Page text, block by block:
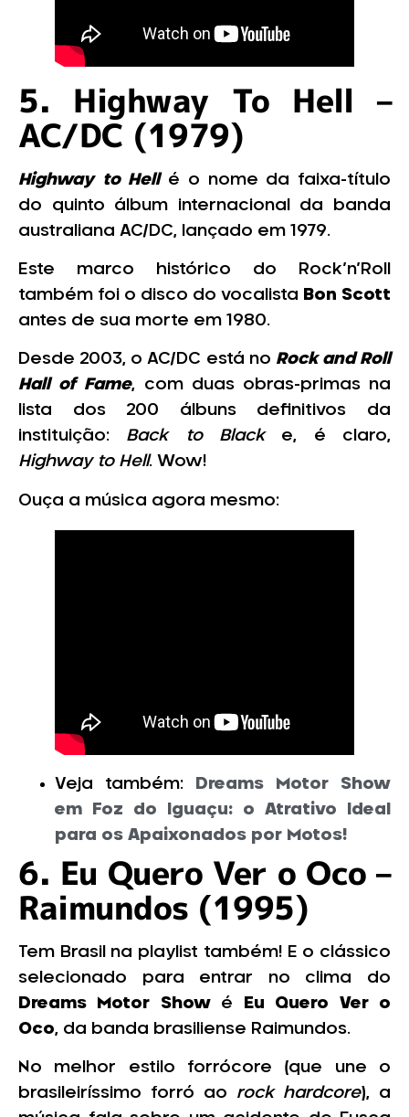
5. Highway To Hell –
AC/DC (1979)
Highway to Hellé o nome da faixa-título
do quinto álbum internacional da banda
australiana AC/DC, lançado em 1979.
Este marco histórico do Rock’n’Roll
também foi o disco do vocalista Bon Scott
antes de sua morte em 1980.
Desde 2003, o AC/DC está no Rock and Roll
Hall of Fame, com duas obras-primas na
lista dos 200 álbuns definitivos da
instituição: Back to Blacke, é claro,
Highway to Hell. Wow!
Ouça a música agora mesmo:
Veja também:
Dreams Motor Show
em Foz do Iguaçu: o Atrativo Ideal
para os Apaixonados por Motos!
6. Eu Quero Ver o Oco –
Raimundos (1995)
Tem Brasil na playlist também! E o clássico
selecionado para entrar no clima do
Dreams Motor Showé
Eu Quero Ver o
Oco, da banda brasiliense Raimundos.
No melhor estilo forrócore (que une o
brasileiríssimo forró ao rock hardcore), a